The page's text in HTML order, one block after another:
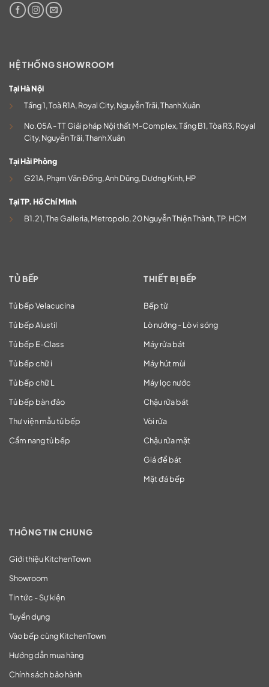
HỆ THỐNG SHOWROOM
Tại Hà Nội
Tầng 1, Toà R1A, Royal City, Nguyễn Trãi, Thanh Xuân
No.05A - TT Giải pháp Nội thất M-Complex, Tầng B1, Tòa R3, Royal
City, Nguyễn Trãi, Thanh Xuân
Tại Hải Phòng
G21A, Phạm Văn Đồng, Anh Dũng, Dương Kinh, HP
Tại TP. Hồ Chí Minh
B1.21, The Galleria, Metropolo, 20 Nguyễn Thiện Thành, TP. HCM
TỦ BẾP
Tủ bếp Velacucina
Tủ bếp Alustil
Tủ bếp E-Class
Tủ bếp chữ i
Tủ bếp chữ L
Tủ bếp bàn đảo
Thư viện mẫu tủ bếp
Cẩm nang tủ bếp
THIẾT BỊ BẾP
Bếp từ
Lò nướng - Lò vi sóng
Máy rửa bát
Máy hút mùi
Máy lọc nước
Chậu rửa bát
Vòi rửa
Chậu rửa mặt
Giá để bát
Mặt đá bếp
THÔNG TIN CHUNG
Giới thiệu KitchenTown
Showroom
Tin tức - Sự kiện
Tuyển dụng
Vào bếp cùng KitchenTown
Hướng dẫn mua hàng
Chính sách bảo hành